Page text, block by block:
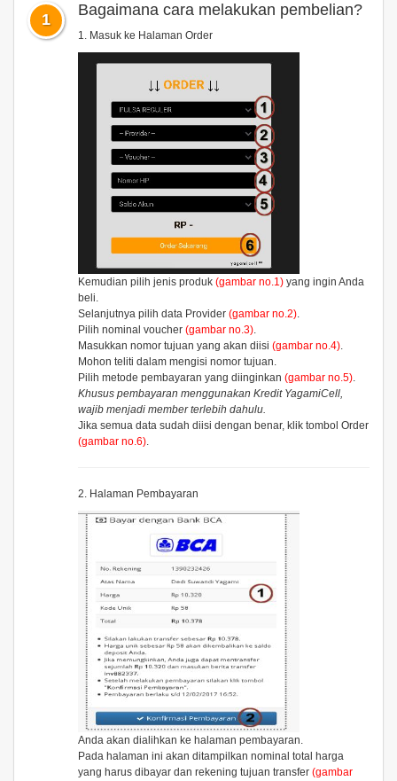
1
Bagaimana cara melakukan pembelian?
1. Masuk ke Halaman Order
Kemudian pilih jenis produk (gambar no.1) yang ingin Anda
beli.
Selanjutnya pilih data Provider (gambar no.2).
Pilih nominal voucher (gambar no.3).
Masukkan nomor tujuan yang akan diisi (gambar no.4).
Mohon teliti dalam mengisi nomor tujuan.
Pilih metode pembayaran yang diinginkan (gambar no.5).
Khusus pembayaran menggunakan Kredit YagamiCell,
wajib menjadi member terlebih dahulu.
Jika semua data sudah diisi dengan benar, klik tombol Order
(gambar no.6).
2. Halaman Pembayaran
Anda akan dialihkan ke halaman pembayaran.
Pada halaman ini akan ditampilkan nominal total harga
yang harus dibayar dan rekening tujuan transfer (gambar